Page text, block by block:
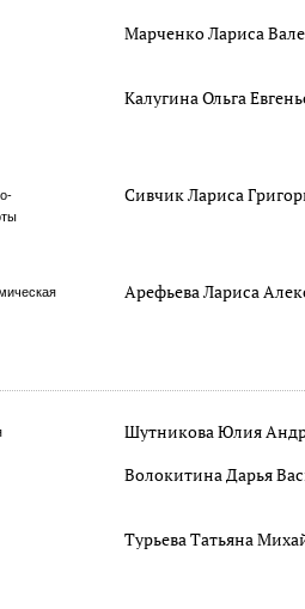
Марченко Лариса
Калугина Ольга
Сивчик Лариса
Арефьева Лариса
Шутникова Юлия
Волокитина Дарья
Турьева Татьяна